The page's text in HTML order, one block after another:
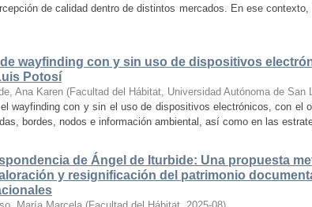
de calidad dentro de distintos mercados. En ese
wayfinding con y sin uso de dispositivos
Potosí
Ana Karen (Facultad del Hábitat, Universidad Autónoma de San
wayfinding con y sin el uso de dispositivos electrónicos, con el
bordes, nodos e información ambiental, así como en las
de Ángel de Iturbide: Una propuesta
y resignificación del patrimonio